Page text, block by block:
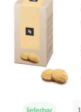
lieferbar